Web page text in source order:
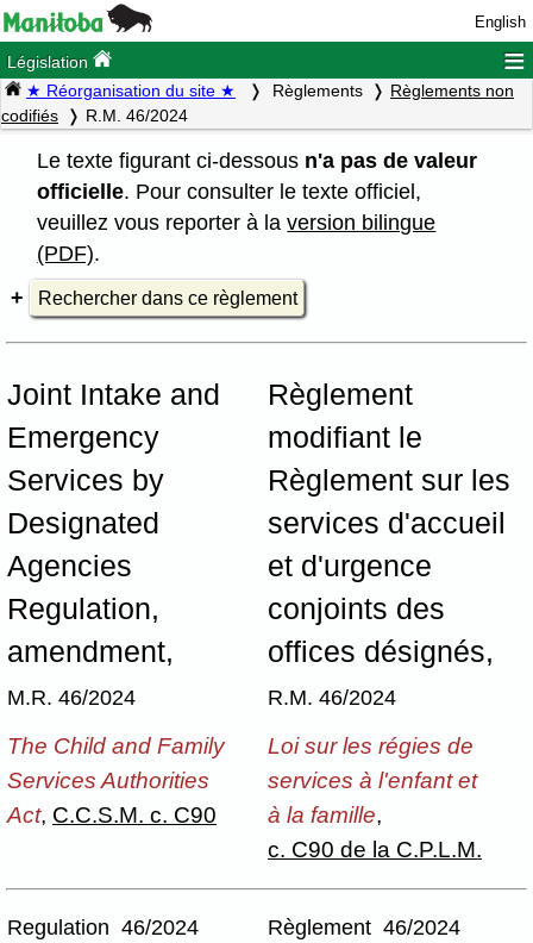
English
Législation ≡
★ Réorganisation du site ★ Règlements
Règlements non
codifiés
R.M. 46/2024
Le texte figurant ci-dessous n'a pas de valeur
officielle. Pour consulter le texte officiel,
veuillez vous reporter à laversion bilingue
(PDF).
Rechercher dans ce règlement
Joint Intake and
Emergency
Services by
Designated
Agencies
Regulation,
amendment,
M.R. 46/2024
Règlement
modifiant le
Règlement sur les
services d'accueil
et d'urgence
conjoints des
offices désignés,
R.M. 46/2024
The Child and Family
Services Authorities
Act, C.C.S.M. c. C90
Loi sur les régies de
services à l'enfant et
à la famille,
c. C90 de la C.P.L.M.
Regulation 46/2024
Règlement 46/2024